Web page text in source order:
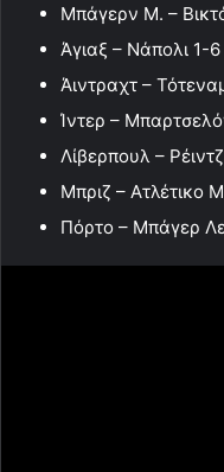
Μπάγερν Μ. –
Άγιαξ – Νάπολι 1-6
Άιντραχτ –
Ίντερ –
Λίβερπουλ –
Μπριζ – Ατλέτικο
Πόρτο – Μπάγερ